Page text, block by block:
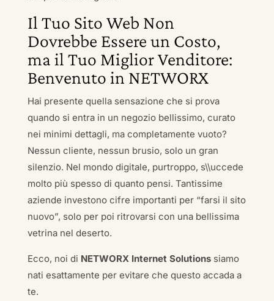
Il Tuo Sito Web Non
Dovrebbe Essere un Costo,
ma il Tuo Miglior Venditore:
Benvenuto in NETWORX
Hai presente quella sensazione che si prova
quando si entra in un negozio bellissimo, curato
nei minimi dettagli, ma completamente vuoto?
Nessun cliente, nessun brusio, solo un gran
silenzio. Nel mondo digitale, purtroppo, s\\uccede
molto più spesso di quanto pensi. Tantissime
aziende investono cifre importanti per “farsi il sito
nuovo”, solo per poi ritrovarsi con una bellissima
vetrina nel deserto.
Ecco, noi di NETWORX Internet Solutionssiamo
nati esattamente per evitare che questo accada a
te.